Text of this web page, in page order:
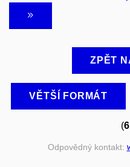
ZPĚT
VĚTŠÍ FORMÁT
(6
Odpovědný kontakt: